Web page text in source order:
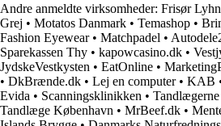
Andre anmeldte virksomheder: Frisør
Grej • Motatos Danmark • Temashop •
Fashion Eyewear• Matchpadel •
Sparekassen Thy • kapowcasino.dk •
JydskeVestkysten • EatOnline •
• DkBrænde.dk • Lej en computer• KAB
Evida • Scanningsklinikken •
Tandlæge København • MrBeef.dk •